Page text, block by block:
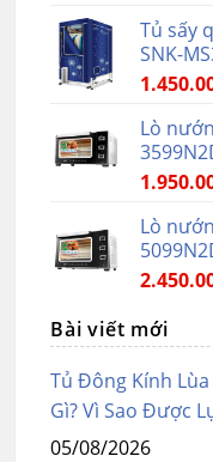
Tủ sấy
SNK-
Lò
Lò
Bài viết mới
Tủ Đông Kính
Gì? Vì Sao Được
05/08/2026